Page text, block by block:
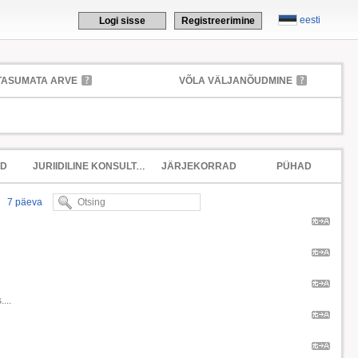
eesti
Logi sisse Registreerimine
ARVE VÕLA VÄLJANÕUDMINE
JURIIDILINE KONSULTATSIOON JÄRJEKORRAD PÜHAD
7 päeva